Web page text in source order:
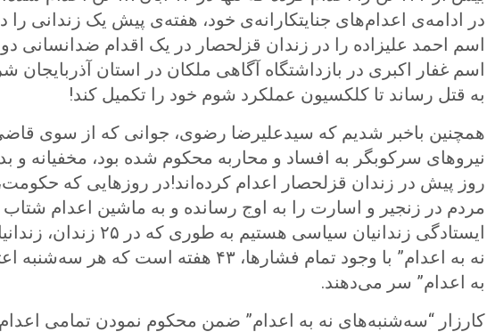
در ادامه‌ی اعدام‌های جنایتکارانه‌ی خود، هفته‌ی پیش یک زندانی را
اسم احمد علیزاده را در زندان قزلحصار در یک اقدام ضدانسانی
اسم غفار اکبری در بازداشتگاه آگاهی ملکان در استان
به قتل رساند تا کلکسیون عملکرد شوم خود را تکمیل کند!
همچنین باخبر شدیم که سیدعلیرضا رضوی، جوانی که از سوی
نیروهای سرکوبگر به افساد و محاربه محکوم شده بود، مخفیانه و
روز پیش در زندان قزلحصار اعدام کرده‌اند!در روزهایی که
مردم در زنجیر و اسارت را به اوج رسانده و به ماشین اعدام
ایستادگی زندانیان سیاسی
نه به اعدام” با وجود تمام فشارها، ۴۳ هفته
به اعدام” سر می‌دهند.
کارزار “سه‌شنبه‌های نه به اعدام” ضمن محکوم نمودن تمامی